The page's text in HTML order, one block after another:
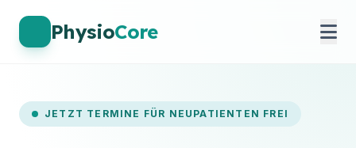
PhysioCore
JETZT TERMINE FÜR NEUPATIENTEN FREI